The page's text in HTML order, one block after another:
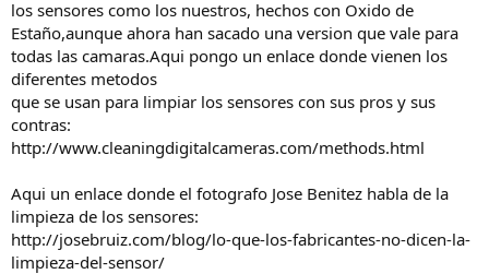
los sensores como los nuestros, hechos con Oxido de
Estaño,aunque ahora han sacado una version que vale para
todas las camaras.Aqui pongo un enlace donde vienen los
diferentes metodos
que se usan para limpiar los sensores con sus pros y sus
contras:
http://www.cleaningdigitalcameras.com/methods.html
Aqui un enlace donde el fotografo Jose Benitez habla de la
limpieza de los sensores:
http://josebruiz.com/blog/lo-que-los-fabricantes-no-dicen-la-
limpieza-del-sensor/